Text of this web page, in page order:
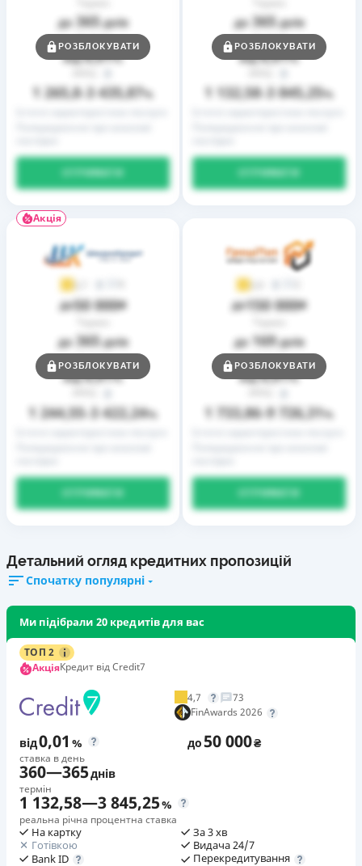
до 365днів
Ставка
від0,01%
1 265,8 3 435,87%
РОЗБЛОКУВАТИ
до 365днів
Ставка
від0,01%
1 132,58 3 845,25%
РОЗБЛОКУВАТИ
Акція
3,7
до50 000₴
до 365днів
Ставка
від0,01%
1 244,55– 3 422,24%
ОТРИМАТИ
РОЗБЛОКУВАТИ
3,9
до150 000₴
до 169днів
Ставка
від0,01%
1 733,86– 9 726,31%
ОТРИМАТИ
РОЗБЛОКУВАТИ
Детальний огляд кредитних пропозицій
Спочатку популярні
Ми підібрали 20 кредитів для вас
ТОП 2
АкціяКредит від Credit7
4,7
73
FinAwards 2026
від0,01 %
ставка в день
до50 000₴
360—365днів
термін
1 132,58—3 845,25%
реальна річна процентна ставка
На картку
Готівкою
Bank ID
За 3 хв
Видача 24/7
Перекредитування